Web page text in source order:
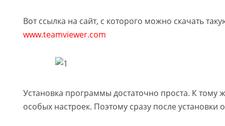
Вот ссылка на сайт, с которого можно скачать
www.teamviewer.com
Установка программы достаточно проста. К тому
особых настроек. Поэтому сразу после установки